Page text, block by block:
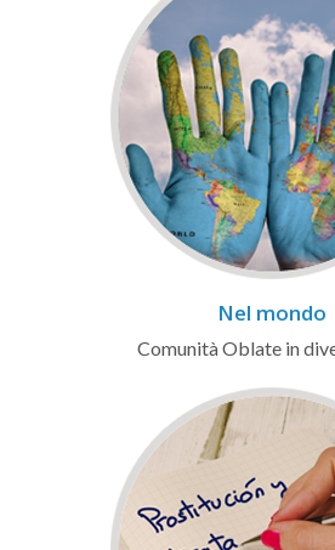
Nel mondo
Comunità Oblate in